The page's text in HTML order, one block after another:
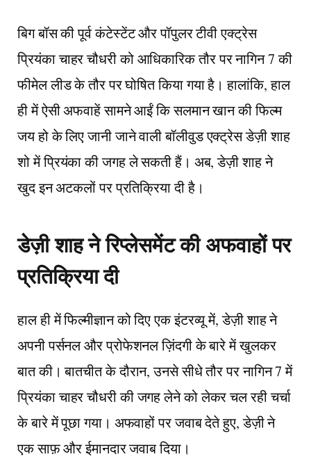
बिग बॉस की पूर्व कंटेस्टेंट और पॉपुलर टीवी एक्ट्रेस
प्रियंका चाहर चौधरी को आधिकारिक तौर पर नागिन 7 की
फीमेल लीड के तौर पर घोषित किया गया है। हालांकि, हाल
ही में ऐसी अफवाहें सामने आईं कि सलमान खान की फिल्म
जय हो के लिए जानी जाने वाली बॉलीवुड एक्ट्रेस डेज़ी शाह
शो में प्रियंका की जगह ले सकती हैं। अब, डेज़ी शाह ने
खुद इन अटकलों पर प्रतिक्रिया दी है।
डेज़ी शाह ने रिप्लेसमेंट की अफवाहों पर
प्रतिक्रिया दी
हाल ही में फिल्मीज्ञान को दिए एक इंटरव्यू में, डेज़ी शाह ने
अपनी पर्सनल और प्रोफेशनल ज़िंदगी के बारे में खुलकर
बात की। बातचीत के दौरान, उनसे सीधे तौर पर नागिन 7 में
प्रियंका चाहर चौधरी की जगह लेने को लेकर चल रही चर्चा
के बारे में पूछा गया। अफवाहों पर जवाब देते हुए, डेज़ी ने
एक साफ़ और ईमानदार जवाब दिया।